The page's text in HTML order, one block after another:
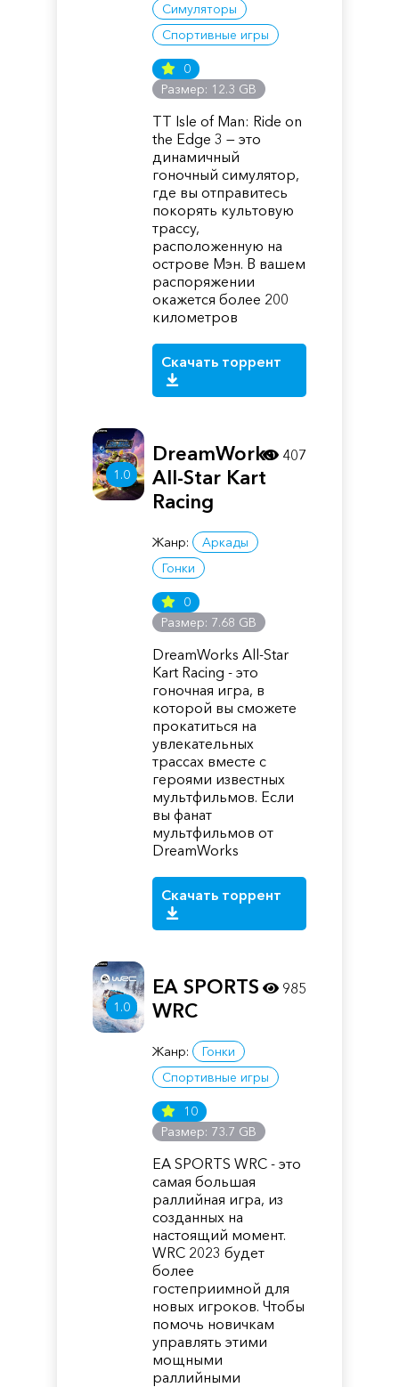
Симуляторы
Спортивные игры
0
Размер: 12.3 GB
TT Isle of Man: Ride on
the Edge 3 — это
динамичный
гоночный симулятор,
где вы отправитесь
покорять культовую
трассу,
расположенную на
острове Мэн. В вашем
распоряжении
окажется более 200
километров
Скачать торрент
1.0
DreamWorks
All-Star Kart
Racing
Жанр:
Аркады
Гонки
0
Размер: 7.68 GB
DreamWorks All-Star
Kart Racing - это
гоночная игра, в
которой вы сможете
прокатиться на
увлекательных
трассах вместе с
героями известных
мультфильмов. Если
вы фанат
мультфильмов от
DreamWorks
Скачать торрент
407
1.0
EA SPORTS
WRC
Жанр:
Гонки
Спортивные игры
10
Размер: 73.7 GB
EA SPORTS WRC - это
самая большая
раллийная игра, из
созданных на
настоящий момент.
WRC 2023 будет
более
гостеприимной для
новых игроков. Чтобы
помочь новичкам
управлять этими
мощными
раллийными
985